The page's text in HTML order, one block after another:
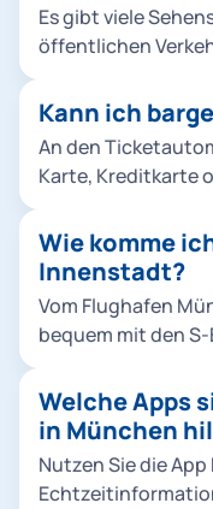
Deutsch, Englisch
verfügbar. Busse und Tram: In den meisten Bussen
kauft man Tickets
Es gibt viele
öffentlichen
„Fröttmaning“. Sehenswürdigkeit Anreise mit
Linien) Englischer Garten U-Bahn U3/U6
(Haltestellen
Haltestelle "Schloss
Museum Tram 16 oder 17 bis Haltestelle
"Deutsches Museum". Olympiapark U-
Haltestelle
abhängig von
Kann ich
An den
Karte, Kreditkarte
bezahlen. Der
funktioniert
Wie komme
Innenstadt?
Vom Flughafen
bequem mit den
Airport-City-Day-
Welche Apps
in München
Nutzen Sie die